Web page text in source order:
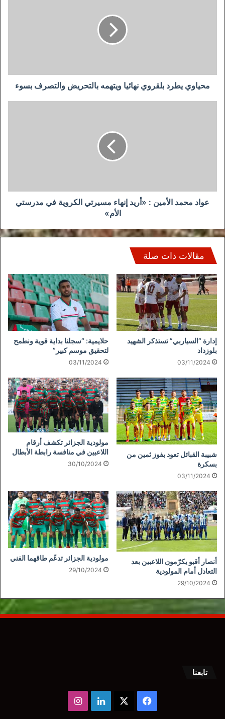
محياوي يطرد بلقروي نهائيا ويتهمه بالتحريض والتصرف بسوء
في
مدرستي
عواد محمد الأمين : «أريد إنهاء مسيرتي الكروية في مدرستي
الأم»
مقالات ذات صلة
إدارة “السياربي” تستذكر الشهيد
بلوزداد
03/11/2024
حلايمية: “سجلنا بداية قوية ونطمح
لتحقيق موسم كبير”
03/11/2024
شبيبة القبائل تعود بفوز ثمين من
بسكرة
03/11/2024
مولودية الجزائر تكشف أرقام
اللاعبين في منافسة رابطة الأبطال
30/10/2024
أنصار أقبو يكرّمون اللاعبين بعد
التعادل أمام المولودية
29/10/2024
مولودية الجزائر تدعّم طاقهما الفني
29/10/2024
تابعنا
فيسبوك لينكدإنانستقرام